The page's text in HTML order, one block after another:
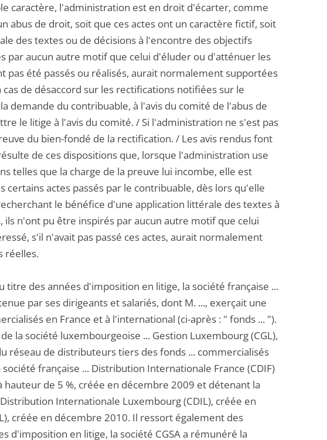
caractère, l'administration est en droit d'écarter, comme
abus de droit, soit que ces actes ont un caractère fictif, soit
des textes ou de décisions à l'encontre des objectifs
par aucun autre motif que celui d'éluder ou d'atténuer les
pas été passés ou réalisés, aurait normalement supportées
de désaccord sur les rectifications notifiées sur le
demande du contribuable, à l'avis du comité de l'abus de
le litige à l'avis du comité. / Si l'administration ne s'est pas
du bien-fondé de la rectification. / Les avis rendus font
de ces dispositions que, lorsque l'administration use
telles que la charge de la preuve lui incombe, elle est
actes passés par le contribuable, dès lors qu'elle
le bénéfice d'une application littérale des textes à
n'ont pu être inspirés par aucun autre motif que celui
s'il n'avait pas passé ces actes, aurait normalement
réelles.
des années d'imposition en litige, la société française ...
par ses dirigeants et salariés, dont M. ..., exerçait une
en France et à l'international (ci-après : " fonds ... ").
la société luxembourgeoise ... Gestion Luxembourg (CGL),
réseau de distributeurs tiers des fonds ... commercialisés
française ... Distribution Internationale France (CDIF)
de 5 %, créée en décembre 2009 et détenant la
Internationale Luxembourg (CDIL), créée en
créée en décembre 2010. Il ressort également des
d'imposition en litige, la société CGSA a rémunéré la